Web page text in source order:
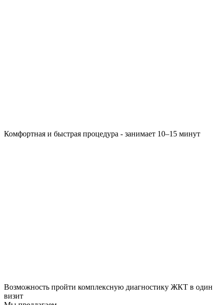
Комфортная и быстрая процедура - занимает 10–15 минут
Возможность пройти комплексную диагностику ЖКТ в один
визит